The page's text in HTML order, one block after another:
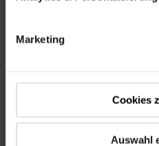
Marketing
Cookies
Auswahl
gebraucht oder soll künftig
Datum:10. Juli 2024